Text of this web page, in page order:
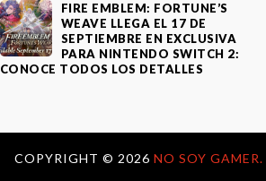
FIRE EMBLEM: FORTUNE’S
WEAVE LLEGA EL 17 DE
SEPTIEMBRE EN EXCLUSIVA
PARA NINTENDO SWITCH 2:
CONOCE TODOS LOS DETALLES
COPYRIGHT © 2026 NO SOY GAMER.